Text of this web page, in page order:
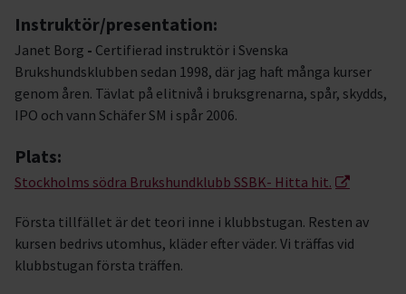
Instruktör/presentation:
Janet Borg - Certifierad instruktör i Svenska
Brukshundsklubben sedan 1998, där jag haft många kurser
genom åren. Tävlat på elitnivå i bruksgrenarna, spår, skydds,
IPO och vann Schäfer SM i spår 2006.
Plats:
Stockholms södra Brukshundklubb SSBK- Hitta hit.
Första tillfället är det teori inne i klubbstugan. Resten av
kursen bedrivs utomhus, kläder efter väder. Vi träffas vid
klubbstugan första träffen.